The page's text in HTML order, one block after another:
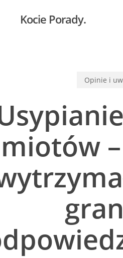
Kocie Porady.
Opinie i
miotów